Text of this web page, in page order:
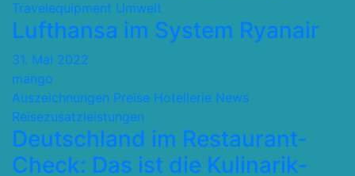
Travelequipment Umwelt
Lufthansa im System Ryanair
31. Mai 2022
mango
Auszeichnungen Preise Hotellerie News
Reisezusatzleistungen
Deutschland im Restaurant-
Check: Das ist die Kulinarik-